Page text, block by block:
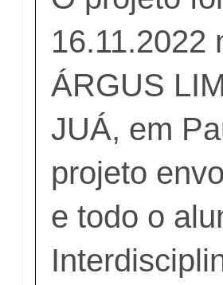
16.11.2022
ÁRGUS
JUÁ, em
projeto
e todo o